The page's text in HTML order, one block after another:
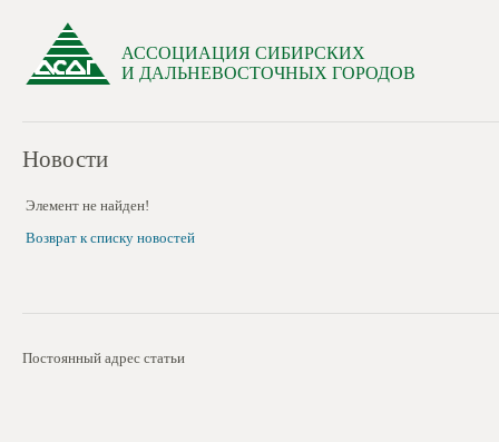
АССОЦИАЦИЯ СИБИРСКИХ
И ДАЛЬНЕВОСТОЧНЫХ ГОРОДОВ
Новости
Элемент не найден!
Возврат к списку новостей
Постоянный адрес статьи